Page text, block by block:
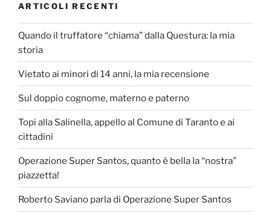
ARTICOLI RECENTI
Quando il truffatore “chiama” dalla Questura: la mia
storia
Vietato ai minori di 14 anni, la mia recensione
Sul doppio cognome, materno e paterno
Topi alla Salinella, appello al Comune di Taranto e ai
cittadini
Operazione Super Santos, quanto è bella la “nostra”
piazzetta!
Roberto Saviano parla di Operazione Super Santos